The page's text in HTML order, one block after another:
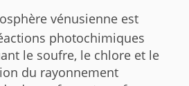
vénusienne est
photochimiques
le soufre, le chlore et le
du rayonnement